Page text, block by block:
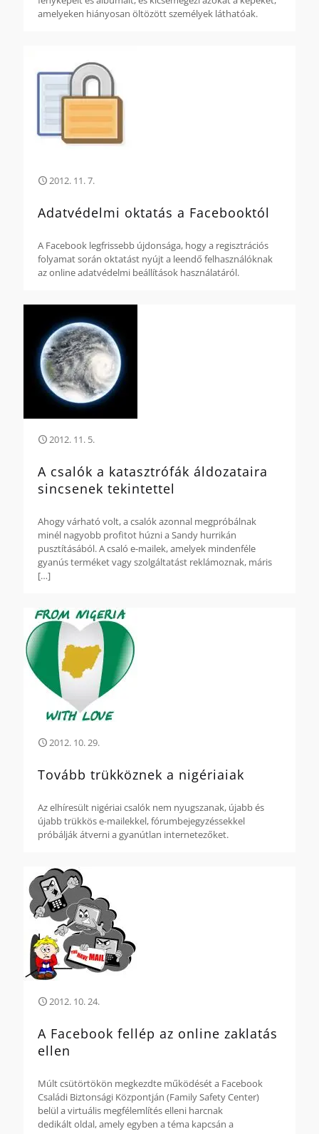
amelyeken hiányosan öltözött személyek láthatóak.
2012. 11. 7.
Adatvédelmi oktatás a Facebooktól
A Facebook legfrissebb újdonsága, hogy a regisztrációs
folyamat során oktatást nyújt a leendő felhasználóknak
az online adatvédelmi beállítások használatáról.
2012. 11. 5.
A csalók a katasztrófák áldozataira
sincsenek tekintettel
Ahogy várható volt, a csalók azonnal megpróbálnak
minél nagyobb profitot húzni a Sandy hurrikán
pusztításából. A csaló e-mailek, amelyek mindenféle
gyanús terméket vagy szolgáltatást reklámoznak, máris
[…]
2012. 10. 29.
Tovább trükköznek a nigériaiak
Az elhíresült nigériai csalók nem nyugszanak, újabb és
újabb trükkös e-mailekkel, fórumbejegyzéssekkel
próbálják átverni a gyanútlan internetezőket.
2012. 10. 24.
A Facebook fellép az online zaklatás
ellen
Múlt csütörtökön megkezdte működését a Facebook
Családi Biztonsági Központján (Family Safety Center)
belül a virtuális megfélemlítés elleni harcnak
dedikált oldal, amely egyben a téma kapcsán a